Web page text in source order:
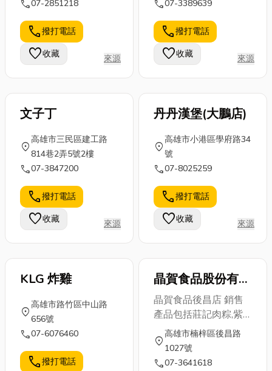
合專業的油漆
工程來協助改
變居家氛圍。
本篇將分享油
漆知識，若各
位朋友打算老
屋...
用桌機湊合。
然而，一般桌
機無法應付高
塵、高溫、連
續震動...
算，讓你輕鬆
規劃出一個真
正屬於你的
家！ 裝潢前
的準備：從
「心」出
發，...
call07-2851218
call撥打電話
favorite收藏 來源
call07-3389639
call撥打電話
favorite收藏 來源
文子丁
location_on
高雄市三民區建工路
814巷2弄5號2樓
call07-3847200
call撥打電話
favorite收藏 來源
丹丹漢堡(大鵬店)
location_on
高雄市小港區學府路34
號
call07-8025259
call撥打電話
favorite收藏 來源
KLG 炸雞
location_on
高雄市路竹區中山路
656號
call07-6076460
call撥打電話
晶賀食品股份有限
公司
晶賀食品後昌店 銷售
產品包括莊記肉粽,紫
米素粽,貓山王榴槤、
貓山王榴蓮冰淇淋,貓
山王榴蓮米蛋糕,素食
location_on
高雄市楠梓區後昌路
1027號
call07-3641618